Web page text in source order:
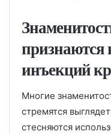
признаются
инъекций
Многие
стремятся
стесняются